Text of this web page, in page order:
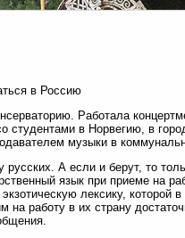
в Россию
Работала
студентами в Норвегию, в
музыки в
А если и берут, то
язык при приеме на
лексику, которой
работу в их страну